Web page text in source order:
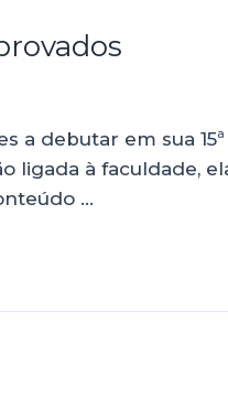
a debutar em sua
ligada à faculdade,
…